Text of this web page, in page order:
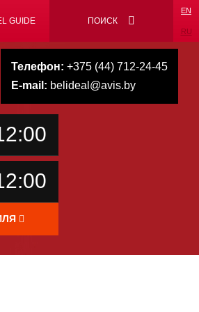
EN
RU
ПОИСК
GUIDE
Телефон: +375 (44) 712-24-45
E-mail: belideal@avis.by